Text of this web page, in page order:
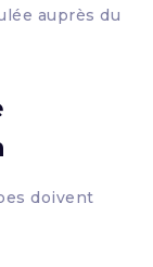
auprès du
doivent